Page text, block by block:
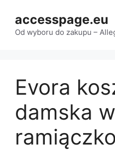
treści
accesspage.eu
Od wyboru do zakupu –
Evora
damska
ramiączko